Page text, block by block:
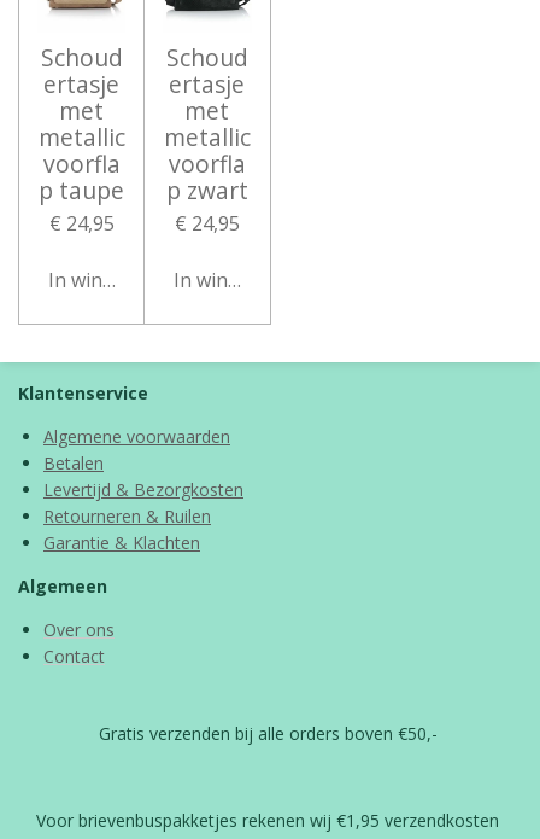
Schoud
ertasje
met
metallic
voorfla
p taupe
€ 24,95
In winkelwagen
Schoud
ertasje
met
metallic
voorfla
p zwart
€ 24,95
In winkelwagen
Klantenservice
Algemene voorwaarden
Betalen
Levertijd & Bezorgkosten
Retourneren & Ruilen
Garantie & Klachten
Algemeen
Over ons
Contact
Gratis verzenden bij alle orders boven €50,-
Voor brievenbuspakketjes rekenen wij €1,95 verzendkosten